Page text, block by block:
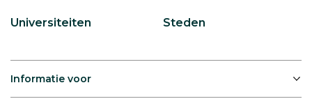
Universiteiten Steden
Informatie voor